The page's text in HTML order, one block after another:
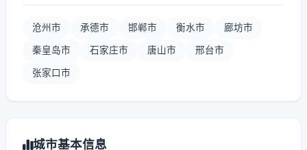
沧州市 承德市 邯郸市 衡水市 廊坊市
秦皇岛市 石家庄市 唐山市 邢台市
张家口市
城市基本信息